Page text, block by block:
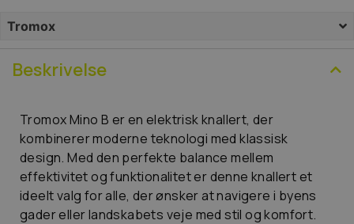
Tromox
Beskrivelse
Tromox Mino B er en elektrisk knallert, der
kombinerer moderne teknologi med klassisk
design. Med den perfekte balance mellem
effektivitet og funktionalitet er denne knallert et
ideelt valg for alle, der ønsker at navigere i byens
gader eller landskabets veje med stil og komfort.